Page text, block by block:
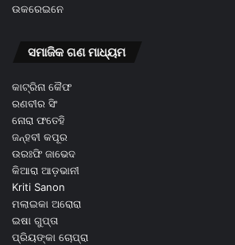
ଉକରେଇନେ
ସମାଜିକ ଗଣ ମାଧ୍ୟମ
କାଟ୍ରିନା କୈଫ
ରଣବୀର ସିଂ
ନୋରା ଫତେହି
ଜନ୍ହବୀ କପୂର
ଉରଃଫି ଜାଭେଦ
କିଆରା ଆଡ଼ଭାନୀ
Kriti Sanon
ମଲାଇକା ଅରୋରା
ଇଷା ଗୁପ୍ତା
ପ୍ରିୟଙ୍କା ଚୋପ୍ରା